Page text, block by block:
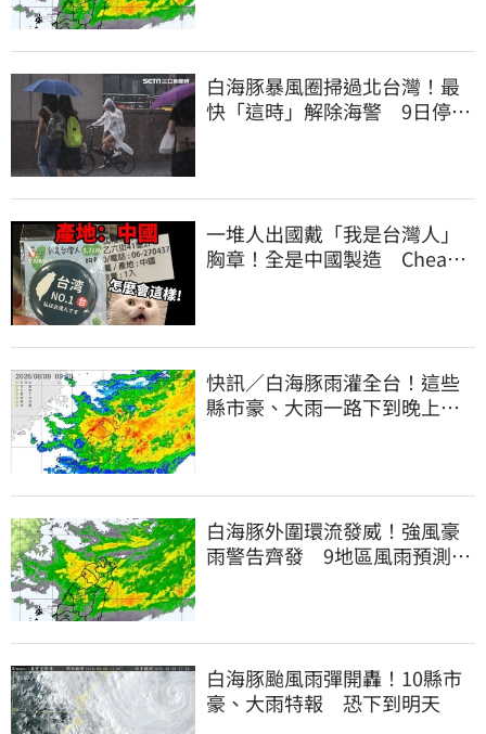
白海豚暴風圈掃過北台灣！最
快「這時」解除海警 9日停班
一堆人出國戴「我是台灣人」
胸章！全是中國製造 Cheap
快訊／白海豚雨灌全台！這些
縣市豪、大雨一路下到晚上 3
白海豚外圍環流發威！強風豪
雨警告齊發 9地區風雨預測達
白海豚颱風雨彈開轟！10縣市
豪、大雨特報 恐下到明天